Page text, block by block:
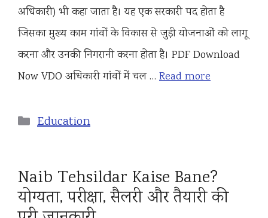
अधिकारी) भी कहा जाता है। यह एक सरकारी पद होता है
जिसका मुख्य काम गांवों के विकास से जुड़ी योजनाओं को लागू
करना और उनकी निगरानी करना होता है। PDF Download
Now VDO अधिकारी गांवों में चल … Read more
Categories
Education
Naib Tehsildar Kaise Bane?
योग्यता, परीक्षा, सैलरी और तैयारी की